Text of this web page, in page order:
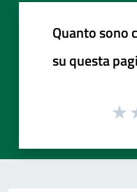
Quanto sono
su questa